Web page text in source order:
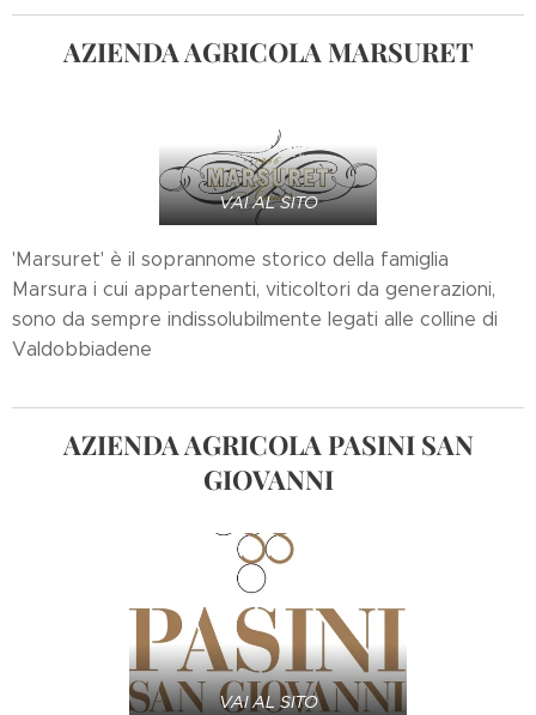
AZIENDA AGRICOLA MARSURET
VAI AL SITO
'Marsuret' è il soprannome storico della famiglia
Marsura i cui appartenenti, viticoltori da generazioni,
sono da sempre indissolubilmente legati alle colline di
Valdobbiadene
AZIENDA AGRICOLA PASINI SAN
GIOVANNI
VAI AL SITO